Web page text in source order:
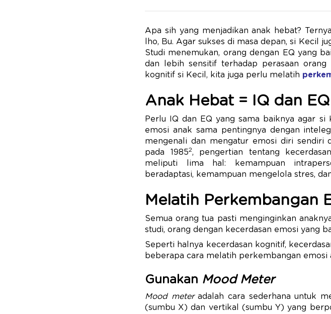
Apa sih yang menjadikan anak hebat?
lho, Bu. Agar sukses di masa depan, si Kecil
Studi menemukan, orang dengan EQ yang
dan lebih sensitif terhadap perasaan
kognitif si Kecil, kita juga perlu melatih
Anak Hebat = IQ dan
Perlu IQ dan EQ yang sama baiknya agar
emosi anak sama pentingnya dengan
mengenali dan mengatur emosi diri sendiri
pada 19852, pengertian tentang
meliputi lima hal: kemampuan
beradaptasi, kemampuan mengelola stres,
Melatih Perkembangan
Semua orang tua pasti menginginkan
studi, orang dengan kecerdasan emosi yang
Seperti halnya kecerdasan kognitif,
beberapa cara melatih perkembangan emosi
Gunakan Mood Meter
Mood meteradalah cara sederhana untuk
(sumbu X) dan vertikal (sumbu Y) yang